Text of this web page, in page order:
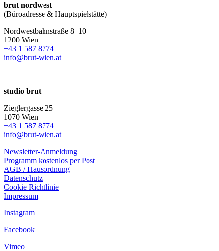
brut nordwest
(Büroadresse & Hauptspielstätte)
Nordwestbahnstraße 8–10
1200 Wien
+43 1 587 8774
info@brut-wien.at
studio brut
Zieglergasse 25
1070 Wien
+43 1 587 8774
info@brut-wien.at
Newsletter-Anmeldung
Programm kostenlos per Post
AGB / Hausordnung
Datenschutz
Cookie Richtlinie
Impressum
Instagram
Facebook
Vimeo